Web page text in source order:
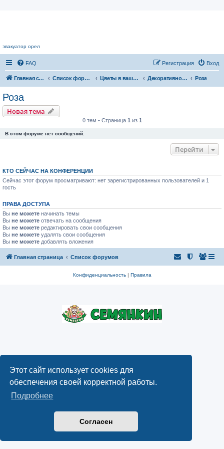
Этот сайт использует cookies для
обеспечения своей корректной работы.
Подробнее
Согласен
эвакуатор орел
FAQ Вход
Регистрация
Главная страница Список форумов Цветы в вашем доме Декоративноцветущие растения Роза
Роза
Новая тема
0 тем • Страница 1 из 1
В этом форуме нет сообщений.
Перейти
КТО СЕЙЧАС НА КОНФЕРЕНЦИИ
Сейчас этот форум просматривают: нет зарегистрированных пользователей и 1
гость
ПРАВА ДОСТУПА
Вы не можете начинать темы
Вы не можете отвечать на сообщения
Вы не можете редактировать свои сообщения
Вы не можете удалять свои сообщения
Вы не можете добавлять вложения
Главная страница Список форумов
Конфиденциальность| Правила